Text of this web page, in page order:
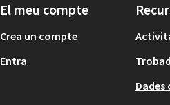
El meu compte
Crea un compte
Entra
Dades